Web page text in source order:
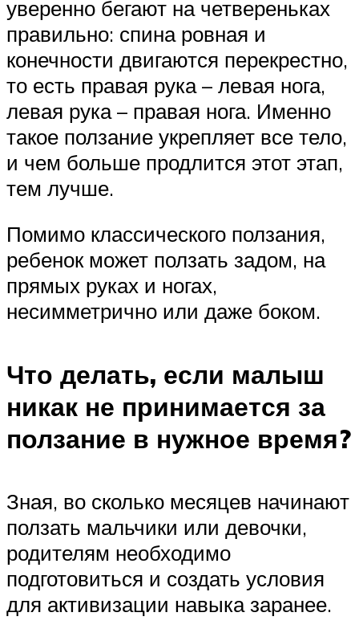
уверенно бегают на четвереньках
правильно: спина ровная и
конечности двигаются перекрестно,
то есть правая рука – левая нога,
левая рука – правая нога. Именно
такое ползание укрепляет все тело,
и чем больше продлится этот этап,
тем лучше.
Помимо классического ползания,
ребенок может ползать задом, на
прямых руках и ногах,
несимметрично или даже боком.
Что делать, если малыш
никак не принимается за
ползание в нужное время?
Зная, во сколько месяцев начинают
ползать мальчики или девочки,
родителям необходимо
подготовиться и создать условия
для активизации навыка заранее.